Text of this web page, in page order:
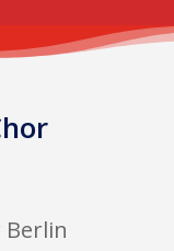
Berlin